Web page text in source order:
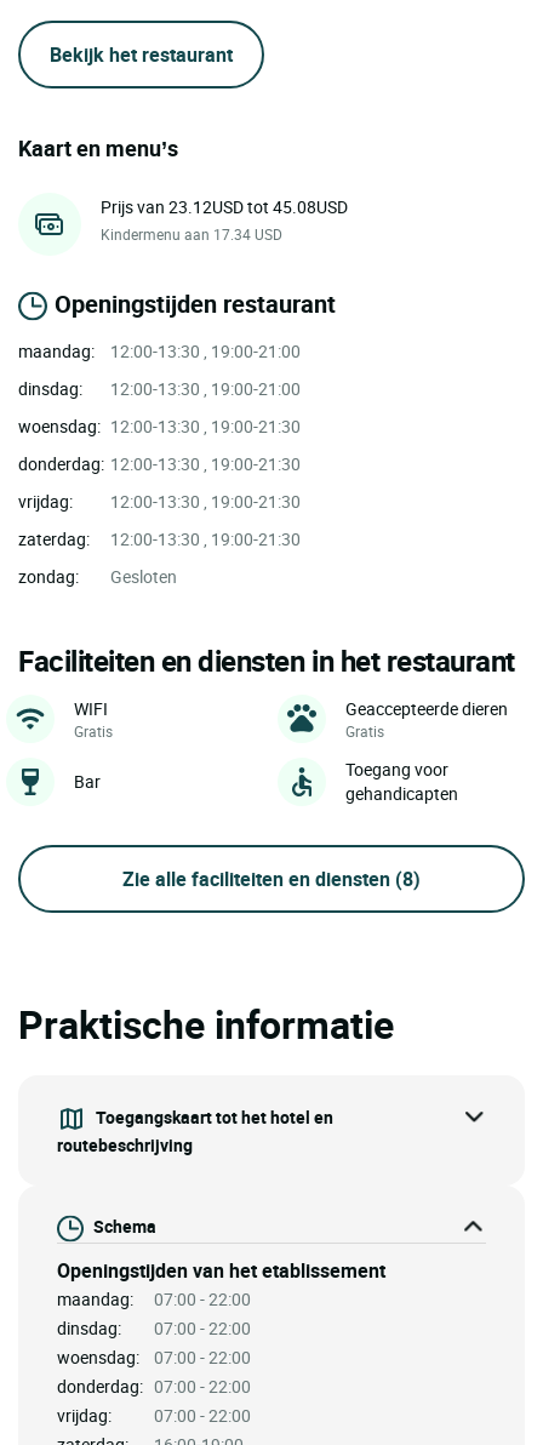
Bekijk het restaurant
Kaart en menu’s
Prijs van 23.12USD tot 45.08USD
Kindermenu aan 17.34 USD
Openingstijden restaurant
maandag:
12:00-13:30 , 19:00-21:00
dinsdag:
12:00-13:30 , 19:00-21:00
woensdag: 12:00-13:30 , 19:00-21:30
donderdag: 12:00-13:30 , 19:00-21:30
vrijdag:
12:00-13:30 , 19:00-21:30
zaterdag:
12:00-13:30 , 19:00-21:30
zondag:
Gesloten
Faciliteiten en diensten in het restaurant
WIFI
Gratis
Geaccepteerde dieren
Gratis
Bar
Toegang voor
gehandicapten
Zie alle faciliteiten en diensten (8)
Praktische informatie
Toegangskaart tot het hotel en
routebeschrijving
Schema
Openingstijden van het etablissement
maandag:
07:00 - 22:00
dinsdag:
07:00 - 22:00
woensdag:
07:00 - 22:00
donderdag: 07:00 - 22:00
vrijdag:
07:00 - 22:00